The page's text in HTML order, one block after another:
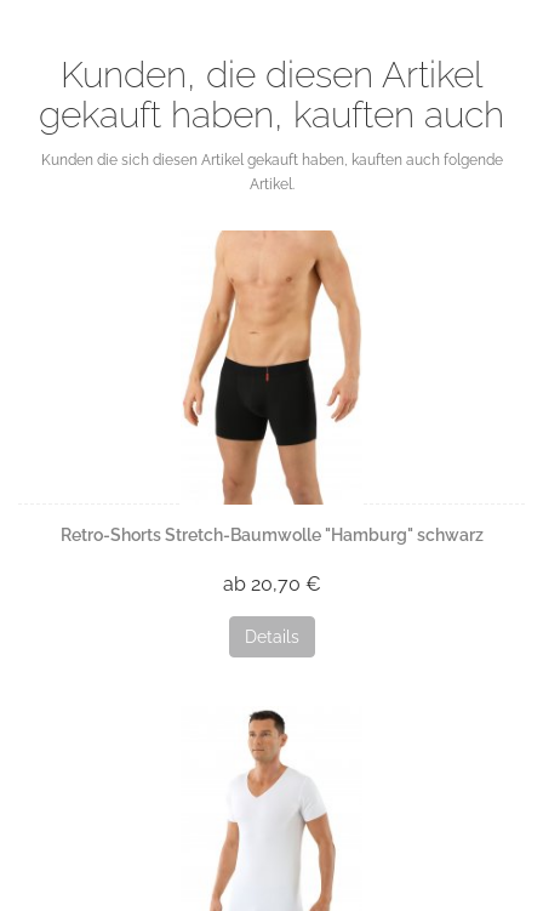
Kunden, die diesen Artikel
gekauft haben, kauften auch
Kunden die sich diesen Artikel gekauft haben, kauften auch folgende
Artikel.
Retro-Shorts Stretch-Baumwolle "Hamburg" schwarz
ab 20,70 €
Details